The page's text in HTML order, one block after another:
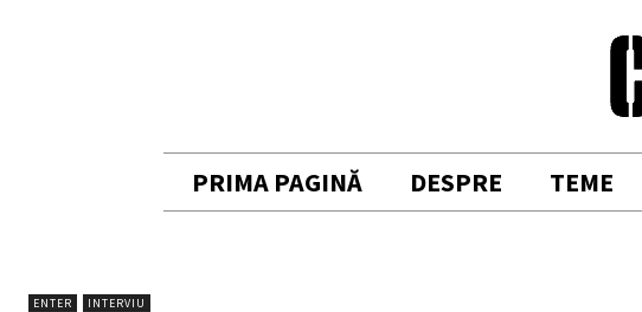
PRIMA PAGINĂ DESPRE TEME
ENTER INTERVIU